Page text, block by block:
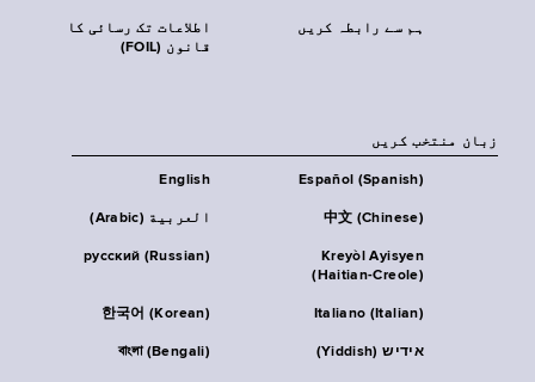
اطلاعات تک رسائی کا
قانون (FOIL)
ہم سے رابطہ کریں
زبان منتخب کریں
English Español (Spanish)
العربية (Arabic) 中文 (Chinese)
русский (Russian)
Kreyòl Ayisyen
(Haitian-Creole)
한국어 (Korean) Italiano (Italian)
বাংলা (Bengali) אידיש (Yiddish)